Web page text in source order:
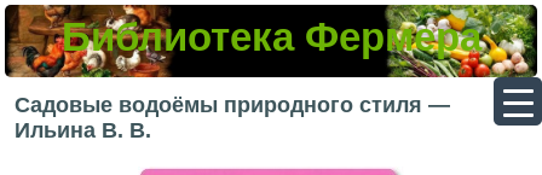
Библиотека Фермера
Садовые водоёмы природного стиля —
Ильина В. В.